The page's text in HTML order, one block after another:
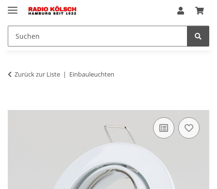
Zurück zur Liste Einbauleuchten